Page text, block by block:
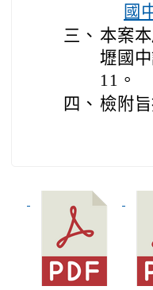
國
三、 本案
壢國
11。
四、 檢附